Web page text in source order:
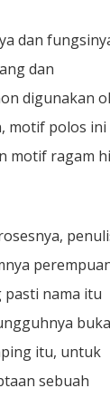
dan
dan
digunakan
motif polos ini
motif ragam
pasti nama itu
itu, untuk
sebuah